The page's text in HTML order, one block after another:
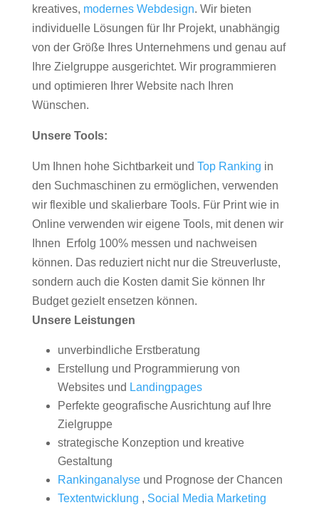
kreatives, modernes Webdesign. Wir bieten
individuelle Lösungen für Ihr Projekt, unabhängig
von der Größe Ihres Unternehmens und genau auf
Ihre Zielgruppe ausgerichtet. Wir programmieren
und optimieren Ihrer Website nach Ihren
Wünschen.
Unsere Tools:
Um Ihnen hohe Sichtbarkeit und Top Ranking in
den Suchmaschinen zu ermöglichen, verwenden
wir flexible und skalierbare Tools. Für Print wie in
Online verwenden wir eigene Tools, mit denen wir
Ihnen Erfolg 100% messen und nachweisen
können. Das reduziert nicht nur die Streuverluste,
sondern auch die Kosten damit Sie können Ihr
Budget gezielt ensetzen können.
Unsere Leistungen
unverbindliche Erstberatung
Erstellung und Programmierung von
Websites und Landingpages
Perfekte geografische Ausrichtung auf Ihre
Zielgruppe
strategische Konzeption und kreative
Gestaltung
Rankinganalyseund Prognose der Chancen
Textentwicklung , Social Media Marketing